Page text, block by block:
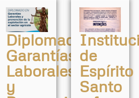
Diplomado:
Garantías
Laborales
y
de
Espírito
Santo